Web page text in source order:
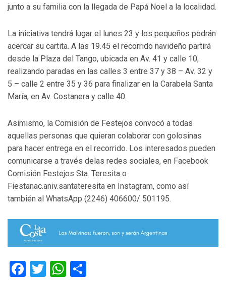
junto a su familia con la llegada de Papá Noel a la localidad.
La iniciativa tendrá lugar el lunes 23 y los pequeños podrán
acercar su cartita. A las 19.45 el recorrido navideño partirá
desde la Plaza del Tango, ubicada en Av. 41 y calle 10,
realizando paradas en las calles 3 entre 37 y 38 – Av. 32 y
5 – calle 2 entre 35 y 36 para finalizar en la Carabela Santa
María, en Av. Costanera y calle 40.
Asimismo, la Comisión de Festejos convocó a todas
aquellas personas que quieran colaborar con golosinas
para hacer entrega en el recorrido. Los interesados pueden
comunicarse a través delas redes sociales, en Facebook
Comisión Festejos Sta. Teresita o
Fiestanac.aniv.santateresita en Instagram, como así
también al WhatsApp (2246) 406600/ 501195.
Facebook
TwitterWhatsApp